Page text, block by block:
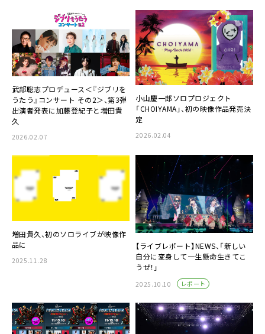
武部聡志プロデュース＜『ジブリを
うたう』コンサート その2＞、第3弾
出演者発表に加藤登紀⼦と増⽥貴
久
2026.02.07
小山慶一郎ソロプロジェクト
「CHOIYAMA」、初の映像作品発売決
定
2026.02.04
増田貴久、初のソロライブが映像作
品に
2025.11.28
【ライブレポート】NEWS、「新しい
自分に変身して一生懸命生きてこ
うぜ！」
2025.10.10 レポート